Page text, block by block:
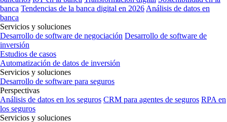
banca Tendencias de la banca digital en 2026 Análisis de datos en
banca
Servicios y soluciones
Desarrollo de software de negociación Desarrollo de software de
inversión
Estudios de casos
Automatización de datos de inversión
Servicios y soluciones
Desarrollo de software para seguros
Perspectivas
Análisis de datos en los seguros CRM para agentes de seguros RPA en
los seguros
Servicios y soluciones